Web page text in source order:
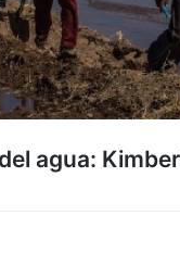
agua: